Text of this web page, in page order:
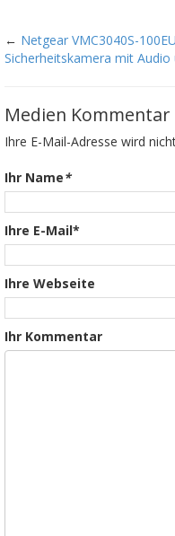
← Netgear VMC3040S-
Sicherheitskamera mit
Medien Kommentar
Ihre E-Mail-Adresse wird
Ihr Name*
Ihre E-Mail*
Ihre Webseite
Ihr Kommentar